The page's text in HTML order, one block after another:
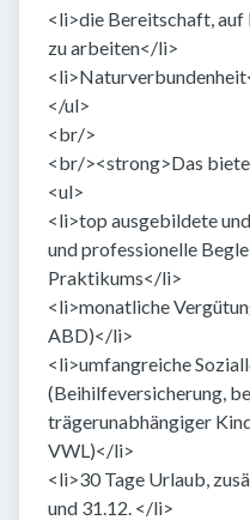
<li>die Bereitschaft,
zu arbeiten</li>
</ul>
<br/>
<br/><strong>Das
<ul>
<li>top ausgebildete
und professionelle
Praktikums</li>
<li>monatliche
ABD)</li>
<li>umfangreiche
(Beihilfeversicherung,
trägerunabhängiger
VWL)</li>
<li>30 Tage Urlaub,
und 31.12. </li>